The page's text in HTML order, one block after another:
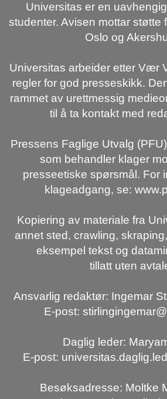
Universitas er en
studenter. Avisen mottar støtte
Oslo og
Universitas arbeider etter Vær
regler for god presseskikk.
rammet av urettmessig
til å ta kontakt med
Pressens Faglige Utvalg
som behandler klager
presseetiske spørsmål. For
klageadgang, se:
Kopiering av materiale fra
annet sted, crawling,
eksempel tekst og
tillatt uten
Ansvarlig redaktør: Ingemar
E-post:
Daglig leder:
E-post:
Besøksadresse: Moltke